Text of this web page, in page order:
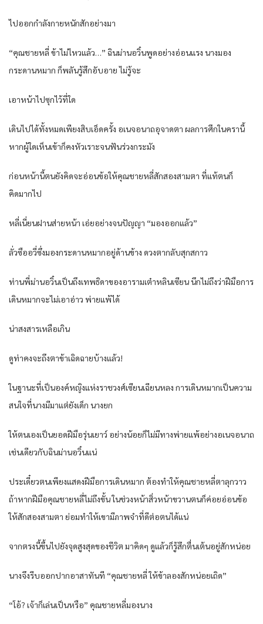
ไปออกกำลังกายหนักสักอย่างมา
“คุณชายหลี่ ข้าไม่ไหวแล้ว…” ฉินม่านอวิ๋นพูดอย่างอ่อนแรง นางมอง
กระดานหมาก ก็พลันรู้สึกอับอาย ไม่รู้จะ
เอาหน้าไปซุกไว้ที่ใด
เดินไปได้ทั้งหมดเพียงสิบเอ็ดครั้ง อเนจอนาถอุจาดตา ผลการศึกในครานี้
หากผู้ใดเห็นเข้าก็คงหัวเราะจนฟันร่วงกระมัง
ก่อนหน้านี้ตนยังคิดจะอ่อนข้อให้คุณชายหลี่สักสองสามตา ที่แท้ตนก็
คิดมากไป
หลี่เนี่ยนฝานส่ายหน้า เอ่ยอย่างจนปัญญา “มองออกแล้ว”
ลั่วซืออวี่ซึ่งมองกระดานหมากอยู่ด้านข้าง ดวงตากลับสุกสกาว
ท่านพี่ม่านอวิ๋นเป็นถึงเทพธิดาของอารามเต๋าหลินเซียน นึกไม่ถึงว่าฝีมือการ
เดินหมากจะไม่เอาอ่าว พ่ายแพ้ได้
น่าสงสารเหลือเกิน
ดูท่าคงจะถึงตาข้าเฉิดฉายบ้างแล้ว!
ในฐานะที่เป็นองค์หญิงแห่งราชวงศ์เซียนเฉียนหลง การเดินหมากเป็นความ
สนใจที่นางมีมาแต่ยังเด็ก นางยก
ให้ตนเองเป็นยอดฝีมือรุ่นเยาว์ อย่างน้อยก็ไม่มีทางพ่ายแพ้อย่างอเนจอนาถ
เช่นเดียวกับฉินม่านอวิ๋นแน่
ประเดี๋ยวตนเพียงแสดงฝีมือการเดินหมาก ต้องทำให้คุณชายหลี่ตาลุกวาว
ถ้าหากฝีมือคุณชายหลี่ไม่ถึงขั้น ในช่วงหน้าสิ่วหน้าขวานตนก็ค่อยอ่อนข้อ
ให้สักสองสามตา ย่อมทำให้เขามีภาพจำที่ดีต่อตนได้แน่
จากตรงนี้ขึ้นไปยังจุดสูงสุดของชีวิต มาคิดๆ ดูแล้วก็รู้สึกตื่นเต้นอยู่สักหน่อย
นางจึงรีบออกปากอาสาทันที “คุณชายหลี่ ให้ข้าลองสักหน่อยเถิด”
“โอ้? เจ้าก็เล่นเป็นหรือ” คุณชายหลี่มองนาง